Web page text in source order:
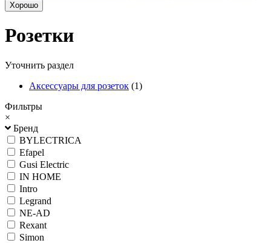
Хорошо
Розетки
Уточнить раздел
Аксессуары для розеток (1)
Фильтры
×
Бренд
BYLECTRICA
Efapel
Gusi Electric
IN HOME
Intro
Legrand
NE-AD
Rexant
Simon